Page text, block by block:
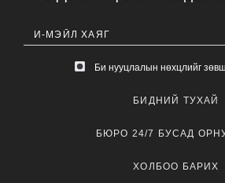
Би нууцлалын нөхцлийг
БИДНИЙ ТУХАЙ
БЮРО 24/7 БУСАД
ХОЛБОО БАРИХ